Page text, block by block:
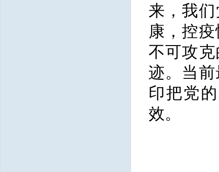
来，我
康，控
不可攻
迹。当
印把党
效。